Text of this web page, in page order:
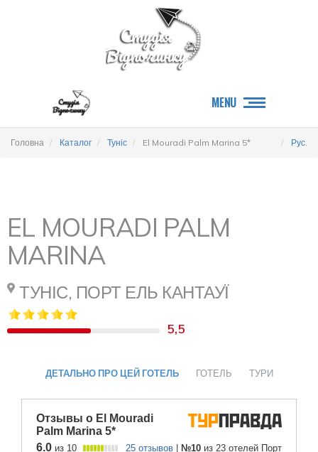
MENU
Головна Каталог Туніс El Mouradi Palm Marina 5* Рус.
EL MOURADI PALM
MARINA
ТУНІС, ПОРТ ЕЛЬ КАНТАУЇ
5,5
ДЕТАЛЬНО ПРО ЦЕЙ ГОТЕЛЬ ГОТЕЛЬ ТУРИ